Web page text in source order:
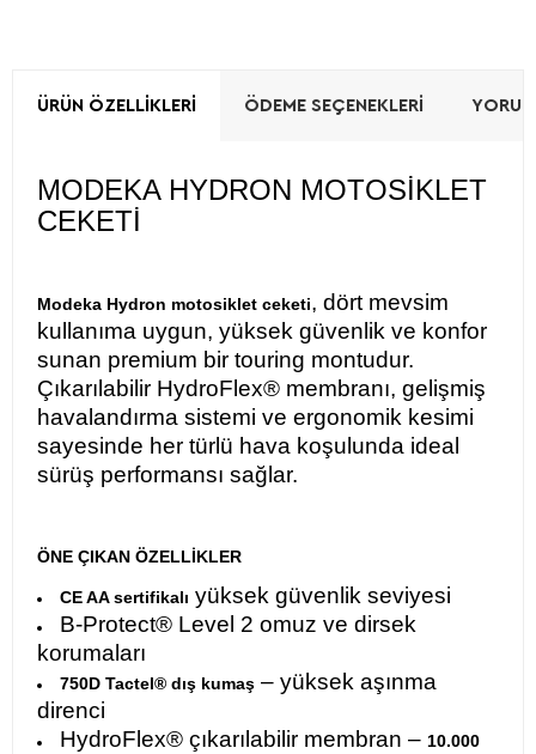
ÜRÜN ÖZELLIKLERI ÖDEME SEÇENEKLERI
MODEKA HYDRON MOTOSİKLET
CEKETİ
Modeka Hydron motosiklet ceketi, dört mevsim
kullanıma uygun, yüksek güvenlik ve konfor
sunan premium bir touring montudur.
Çıkarılabilir HydroFlex® membranı, gelişmiş
havalandırma sistemi ve ergonomik kesimi
sayesinde her türlü hava koşulunda ideal
sürüş performansı sağlar.
ÖNE ÇIKAN ÖZELLİKLER
CE AA sertifikalı yüksek güvenlik seviyesi
B-Protect® Level 2 omuz ve dirsek
korumaları
750D Tactel® dış kumaş – yüksek aşınma
direnci
HydroFlex® çıkarılabilir membran – 10.000